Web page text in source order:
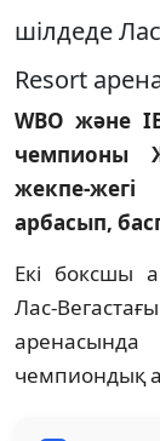
шілдеде
Resort
WBO және
чемпионы
жекпе-
арбасып,
Екі боксшы
Лас-
чемпиондық